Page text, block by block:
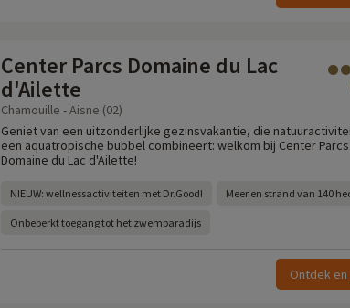
Center Parcs Domaine du Lac
d'Ailette
Chamouille - Aisne (02)
Geniet van een uitzonderlijke gezinsvakantie, die
een aquatropische bubbel combineert: welkom bij Center
Domaine du Lac d'Ailette!
NIEUW: wellnessactiviteiten met Dr.Good! Meer en strand van 140
Onbeperkt toegang tot het zwemparadijs
Ontdek